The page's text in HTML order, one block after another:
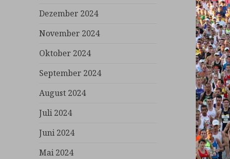
Dezember 2024
November 2024
Oktober 2024
September 2024
August 2024
Juli 2024
Juni 2024
Mai 2024